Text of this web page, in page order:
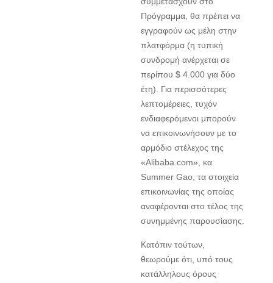
Πρόγραμμα, θα πρέπει να
εγγραφούν ως μέλη στην
πλατφόρμα (η τυπική
συνδρομή ανέρχεται σε
περίπου $ 4.000 για δύο
έτη). Για περισσότερες
λεπτομέρειες, τυχόν
ενδιαφερόμενοι μπορούν
να επικοινωνήσουν με το
αρμόδιο στέλεχος της
«Alibaba.com», κα
Summer Gao, τα στοιχεία
επικοινωνίας της οποίας
αναφέρονται στο τέλος της
συνημμένης παρουσίασης.
Κατόπιν τούτων,
θεωρούμε ότι, υπό τους
κατάλληλους όρους